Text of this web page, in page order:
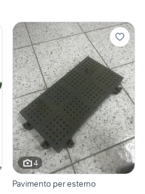
4
Pavimento per esterno